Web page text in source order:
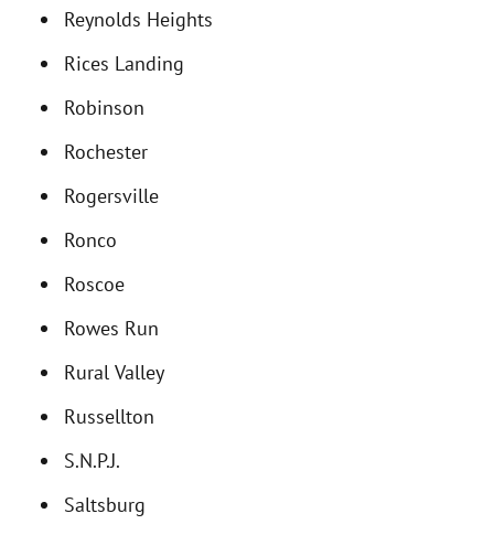
Reynolds Heights
Rices Landing
Robinson
Rochester
Rogersville
Ronco
Roscoe
Rowes Run
Rural Valley
Russellton
S.N.P.J.
Saltsburg